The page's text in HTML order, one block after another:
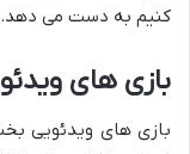
کنیم به دست می دهد.
بازی های
بازی های ویدئویی